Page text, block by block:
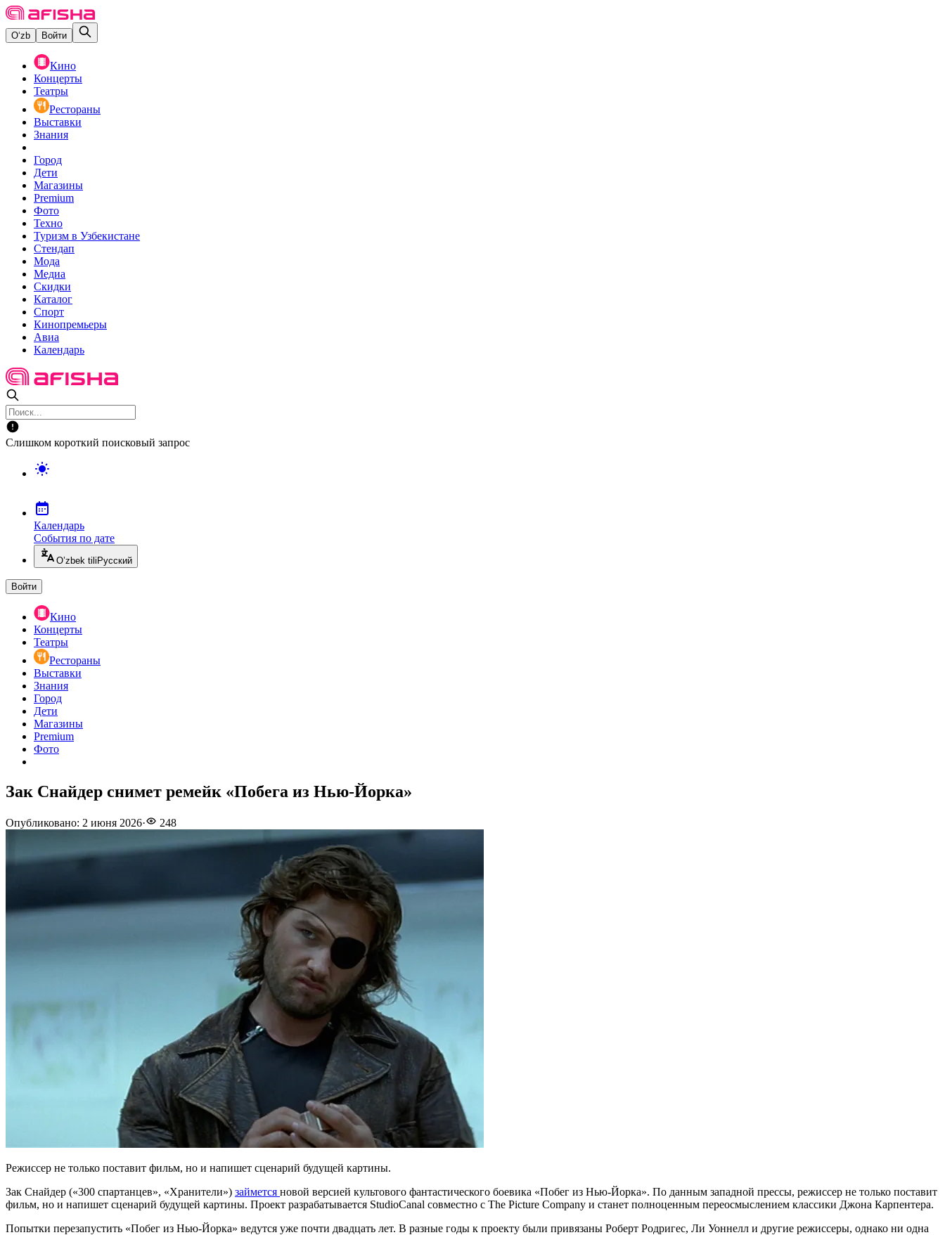
O‘zb Войти
Кино
Концерты
Театры
Рестораны
Выставки
Знания
Город
Дети
Магазины
Premium
Фото
Техно
Туризм в Узбекистане
Стендап
Мода
Медиа
Скидки
Каталог
Спорт
Кинопремьеры
Авиа
Календарь
Слишком короткий поисковый запрос
Календарь
События по дате
O’zbek tili Русский
Войти
Кино
Концерты
Театры
Рестораны
Выставки
Знания
Город
Дети
Магазины
Premium
Фото
Зак Снайдер снимет ремейк «Побега из Нью-Йорка»
Опубликовано: 2 июня 2026· 248
Режиссер не только поставит фильм, но и напишет сценарий будущей картины.
Зак Снайдер («300 спартанцев», «Хранители») займется новой версией культового фантастического боевика «Побег из Нью-Йорка». По данным западной прессы, режиссер не только поставит
фильм, но и напишет сценарий будущей картины. Проект разрабатывается StudioCanal совместно с The Picture Company и станет полноценным переосмыслением классики Джона Карпентера.
Попытки перезапустить «Побег из Нью-Йорка» ведутся уже почти двадцать лет. В разные годы к проекту были привязаны Роберт Родригес, Ли Уоннелл и другие режиссеры, однако ни одна